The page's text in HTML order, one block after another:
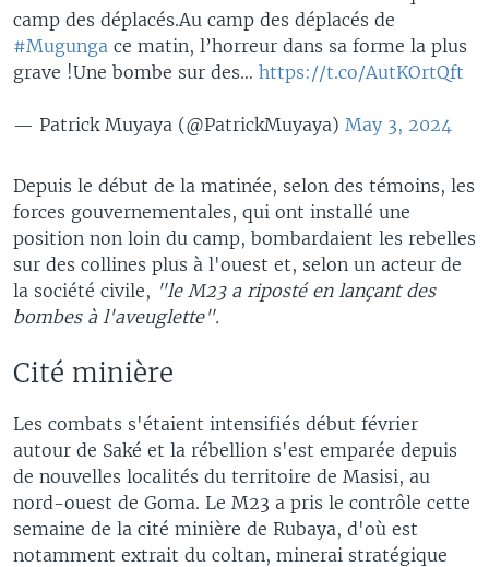
camp des déplacés.Au camp des déplacés de
#Mugunga ce matin, l’horreur dans sa forme la plus
grave !Une bombe sur des… https://t.co/AutKOrtQft
— Patrick Muyaya (@PatrickMuyaya) May 3, 2024
Depuis le début de la matinée, selon des témoins, les
forces gouvernementales, qui ont installé une
position non loin du camp, bombardaient les rebelles
sur des collines plus à l'ouest et, selon un acteur de
la société civile, "le M23 a riposté en lançant des
bombes à l'aveuglette".
Cité minière
Les combats s'étaient intensifiés début février
autour de Saké et la rébellion s'est emparée depuis
de nouvelles localités du territoire de Masisi, au
nord-ouest de Goma. Le M23 a pris le contrôle cette
semaine de la cité minière de Rubaya, d'où est
notamment extrait du coltan, minerai stratégique